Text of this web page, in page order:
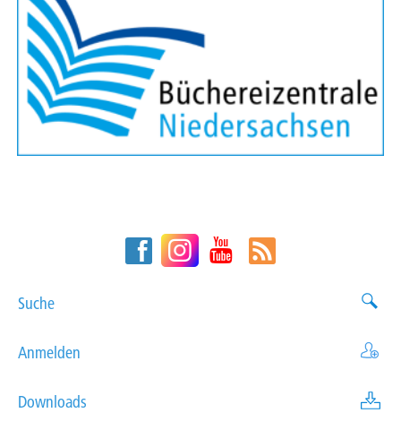
Suche
Anmelden
Downloads